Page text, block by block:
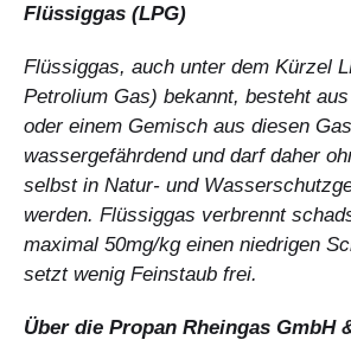
Flüssiggas (LPG)
Flüssiggas, auch unter dem Kürzel
Petrolium Gas) bekannt, besteht
oder einem Gemisch aus diesen
wassergefährdend und darf daher
selbst in Natur- und
werden. Flüssiggas verbrennt
maximal 50mg/kg einen niedrigen
setzt wenig Feinstaub frei.
Über die Propan Rheingas GmbH